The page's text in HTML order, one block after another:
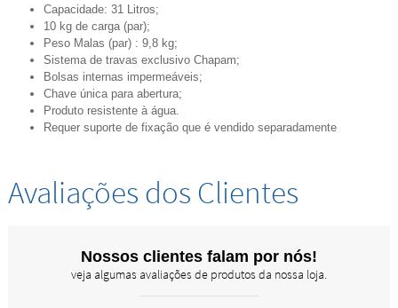
Capacidade: 31 Litros;
10 kg de carga (par);
Peso Malas (par) : 9,8 kg;
Sistema de travas exclusivo Chapam;
Bolsas internas impermeáveis;
Chave única para abertura;
Produto resistente à água.
Requer suporte de fixação que é vendido separadamente
Avaliações dos Clientes
Nossos clientes falam por nós!
veja algumas avaliações de produtos da nossa loja.